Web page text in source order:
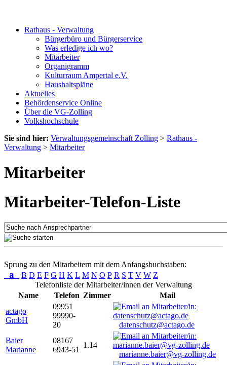
Rathaus - Verwaltung
Bürgerbüro und Bürgerservice
Was erledige ich wo?
Mitarbeiter
Organigramm
Kulturraum Ampertal e.V.
Haushaltspläne
Aktuelles
Behördenservice Online
Über die VG-Zolling
Volkshochschule
Sie sind hier: Verwaltungsgemeinschaft Zolling > Rathaus -
Verwaltung > Mitarbeiter
Mitarbeiter
Mitarbeiter-Telefon-Liste
Sprung zu den Mitarbeitern mit dem Anfangsbuchstaben:
a B D E F G H K L M N O P R S T V W Z
Telefonliste der Mitarbeiter/innen der Verwaltung
Name
Telefon Zimmer
Mail
actago
GmbH
09951
99990-
20
datenschutz@actago.de
Baier
Marianne
08167
6943-51
1.14
marianne.baier@vg-zolling.de